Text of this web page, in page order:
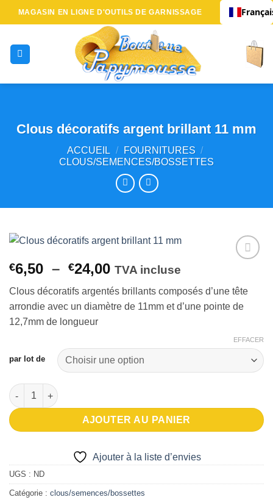
Passer
au
MAGASIN EN LIGNE D'OUTILS DE GARNISSAGE
Clous décoratifs argent brillant 11 mm
ACCUEIL / FOURNITURES /
CLOUS/SEMENCES/BOSSETTES
d’envies
€6,50 – €24,00Plage
de
prix :
€6,50
TVA incluse
Clous décoratifs argentés brillants composés d’une tête
arrondie avec un diamètre de 11mm et d’une pointe de
12,7mm de longueur
par lot de
EFFACER
quantité de Clous décoratifs argent brillant 11 mm
AJOUTER AU PANIER
Ajouter à la liste d’envies
UGS : ND
Catégorie : clous/semences/bossettes